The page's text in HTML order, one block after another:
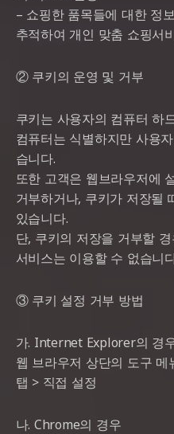
– 쇼핑한 품목들에 대한 정
추적하여 개인 맞춤 쇼핑서
② 쿠키의 운영 및 거부
쿠키는 사용자의 컴퓨터 하
컴퓨터는 식별하지만 사용
습니다.
또한 고객은 웹브라우저에
거부하거나, 쿠키가 저장될
있습니다.
단, 쿠키의 저장을 거부할
서비스는 이용할 수 없습니
③ 쿠키 설정 거부 방법
가. Internet Explorer의 경
웹 브라우저 상단의 도구
탭 > 직접 설정
나. Chrome의 경우